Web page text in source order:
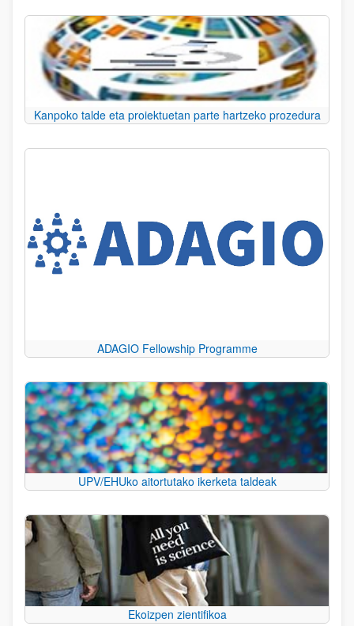
Kanpoko talde eta proiektuetan parte hartzeko prozedura
ADAGIO Fellowship Programme
UPV/EHUko aitortutako ikerketa taldeak
Ekoizpen zientifikoa